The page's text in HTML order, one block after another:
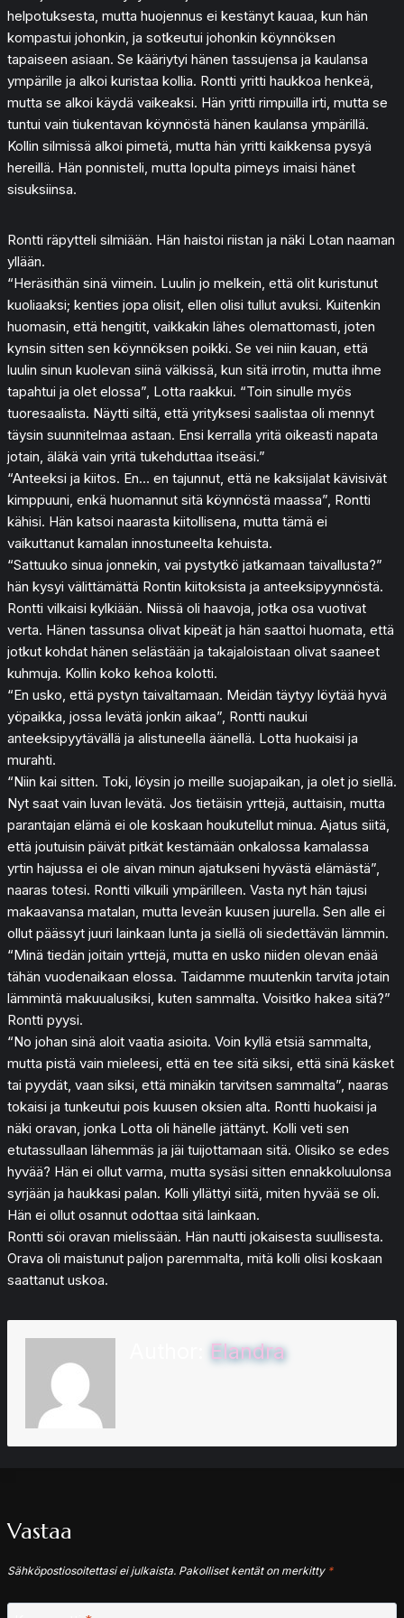
helpotuksesta, mutta huojennus ei kestänyt kauaa, kun hän
kompastui johonkin, ja sotkeutui johonkin köynnöksen
tapaiseen asiaan. Se kääriytyi hänen tassujensa ja kaulansa
ympärille ja alkoi kuristaa kollia. Rontti yritti haukkoa henkeä,
mutta se alkoi käydä vaikeaksi. Hän yritti rimpuilla irti, mutta se
tuntui vain tiukentavan köynnöstä hänen kaulansa ympärillä.
Kollin silmissä alkoi pimetä, mutta hän yritti kaikkensa pysyä
hereillä. Hän ponnisteli, mutta lopulta pimeys imaisi hänet
sisuksiinsa.
Rontti räpytteli silmiään. Hän haistoi riistan ja näki Lotan naaman
yllään.
“Heräsithän sinä viimein. Luulin jo melkein, että olit kuristunut
kuoliaaksi; kenties jopa olisit, ellen olisi tullut avuksi. Kuitenkin
huomasin, että hengitit, vaikkakin lähes olemattomasti, joten
kynsin sitten sen köynnöksen poikki. Se vei niin kauan, että
luulin sinun kuolevan siinä välkissä, kun sitä irrotin, mutta ihme
tapahtui ja olet elossa”, Lotta raakkui. “Toin sinulle myös
tuoresaalista. Näytti siltä, että yrityksesi saalistaa oli mennyt
täysin suunnitelmaa astaan. Ensi kerralla yritä oikeasti napata
jotain, äläkä vain yritä tukehduttaa itseäsi.”
“Anteeksi ja kiitos. En… en tajunnut, että ne kaksijalat kävisivät
kimppuuni, enkä huomannut sitä köynnöstä maassa”, Rontti
kähisi. Hän katsoi naarasta kiitollisena, mutta tämä ei
vaikuttanut kamalan innostuneelta kehuista.
“Sattuuko sinua jonnekin, vai pystytkö jatkamaan taivallusta?”
hän kysyi välittämättä Rontin kiitoksista ja anteeksipyynnöstä.
Rontti vilkaisi kylkiään. Niissä oli haavoja, jotka osa vuotivat
verta. Hänen tassunsa olivat kipeät ja hän saattoi huomata, että
jotkut kohdat hänen selästään ja takajaloistaan olivat saaneet
kuhmuja. Kollin koko kehoa kolotti.
“En usko, että pystyn taivaltamaan. Meidän täytyy löytää hyvä
yöpaikka, jossa levätä jonkin aikaa”, Rontti naukui
anteeksipyytävällä ja alistuneella äänellä. Lotta huokaisi ja
murahti.
“Niin kai sitten. Toki, löysin jo meille suojapaikan, ja olet jo siellä.
Nyt saat vain luvan levätä. Jos tietäisin yrttejä, auttaisin, mutta
parantajan elämä ei ole koskaan houkutellut minua. Ajatus siitä,
että joutuisin päivät pitkät kestämään onkalossa kamalassa
yrtin hajussa ei ole aivan minun ajatukseni hyvästä elämästä”,
naaras totesi. Rontti vilkuili ympärilleen. Vasta nyt hän tajusi
makaavansa matalan, mutta leveän kuusen juurella. Sen alle ei
ollut päässyt juuri lainkaan lunta ja siellä oli siedettävän lämmin.
“Minä tiedän joitain yrttejä, mutta en usko niiden olevan enää
tähän vuodenaikaan elossa. Taidamme muutenkin tarvita jotain
lämmintä makuualusiksi, kuten sammalta. Voisitko hakea sitä?”
Rontti pyysi.
“No johan sinä aloit vaatia asioita. Voin kyllä etsiä sammalta,
mutta pistä vain mieleesi, että en tee sitä siksi, että sinä käsket
tai pyydät, vaan siksi, että minäkin tarvitsen sammalta”, naaras
tokaisi ja tunkeutui pois kuusen oksien alta. Rontti huokaisi ja
näki oravan, jonka Lotta oli hänelle jättänyt. Kolli veti sen
etutassullaan lähemmäs ja jäi tuijottamaan sitä. Olisiko se edes
hyvää? Hän ei ollut varma, mutta sysäsi sitten ennakkoluulonsa
syrjään ja haukkasi palan. Kolli yllättyi siitä, miten hyvää se oli.
Hän ei ollut osannut odottaa sitä lainkaan.
Rontti söi oravan mielissään. Hän nautti jokaisesta suullisesta.
Orava oli maistunut paljon paremmalta, mitä kolli olisi koskaan
saattanut uskoa.
Elandra
Vastaa
Sähköpostiosoitettasi ei julkaista. Pakolliset kentät on merkitty *